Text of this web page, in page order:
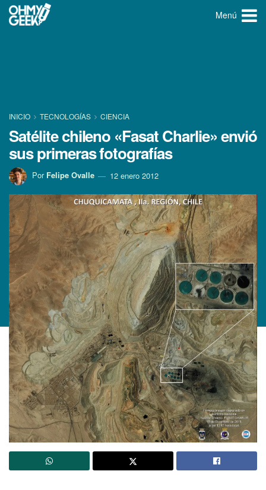
Menú
INICIO TECNOLOGÍ­AS CIENCIA
Satélite chileno «Fasat Charlie» envió
sus primeras fotografí­as
Por Felipe Ovalle 12 enero 2012